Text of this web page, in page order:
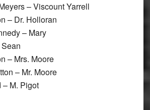
– Viscount Yarrell
– Dr. Holloran
– Mary
– Mrs. Moore
– Mr. Moore
M. Pigot